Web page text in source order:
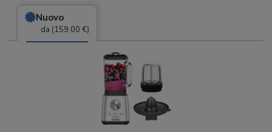
Nuovo
da (159,00 €)